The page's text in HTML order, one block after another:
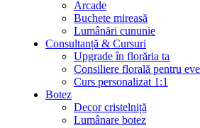
Arcade
Buchete mireasă
Lumânări cununie
Consultanță & Cursuri
Upgrade în florăria ta
Consiliere florală pentru
Curs personalizat 1:1
Botez
Decor cristelniță
Lumânare botez